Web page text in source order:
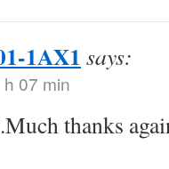
1AX1 says:
07 min
thanks